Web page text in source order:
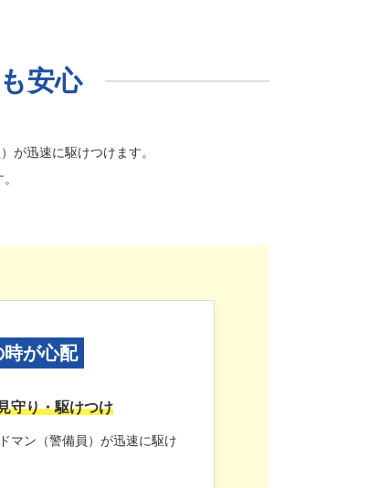
安心
が迅速に駆けつけます。
が心配
守り・駆けつけ
マン（警備員）が迅速に駆け